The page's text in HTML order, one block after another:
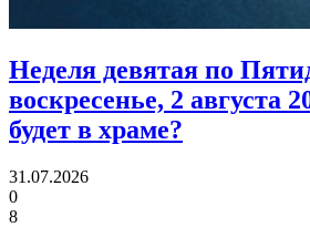
Неделя девятая по
воскресенье, 2 августа
будет в храме?
31.07.2026
0
8